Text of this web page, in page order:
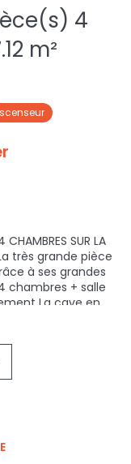
chambre(s) 97.12 m²
CHAMBRES SUR LA
très grande pièce
à ses grandes
chambres + salle
La cave en
m - espaces
Bois Des
Lafayette,